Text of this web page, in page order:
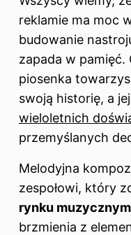
reklamie ma moc
budowanie
zapada w
piosenka
swoją historię, a
wieloletnich
przemyślanych
Melodyjna
zespołowi, który
rynku muzycznym
brzmienia z